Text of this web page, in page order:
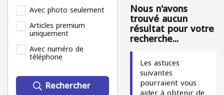
Avec photo seulement
Articles premium
uniquement
Avec numéro de
téléphone
Rechercher
Nous n'avons
trouvé aucun
résultat pour votre
recherche...
Les astuces
suivantes
pourraient vous